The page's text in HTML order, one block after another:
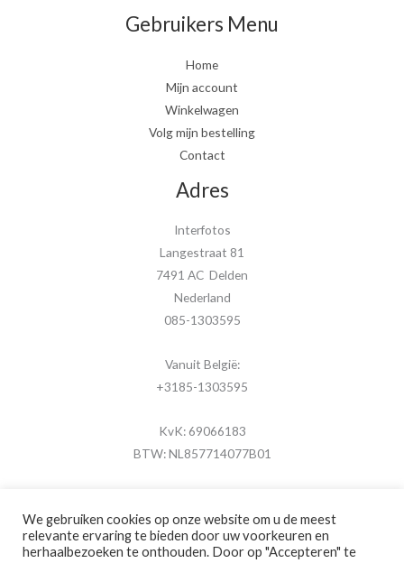
Gebruikers Menu
Home
Mijn account
Winkelwagen
Volg mijn bestelling
Contact
Adres
Interfotos
Langestraat 81
7491 AC Delden
Nederland
085-1303595
Vanuit België:
+3185-1303595
KvK: 69066183
BTW: NL857714077B01
We gebruiken cookies op onze website om u de meest
relevante ervaring te bieden door uw voorkeuren en
herhaalbezoeken te onthouden. Door op "Accepteren" te